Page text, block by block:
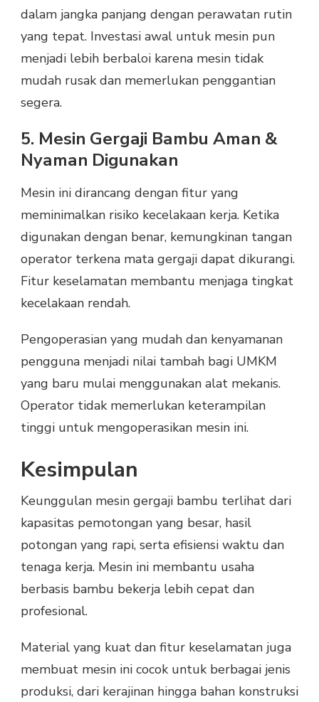
dalam jangka panjang dengan perawatan rutin
yang tepat. Investasi awal untuk mesin pun
menjadi lebih berbaloi karena mesin tidak
mudah rusak dan memerlukan penggantian
segera.
5. Mesin Gergaji Bambu Aman &
Nyaman Digunakan
Mesin ini dirancang dengan fitur yang
meminimalkan risiko kecelakaan kerja. Ketika
digunakan dengan benar, kemungkinan tangan
operator terkena mata gergaji dapat dikurangi.
Fitur keselamatan membantu menjaga tingkat
kecelakaan rendah.
Pengoperasian yang mudah dan kenyamanan
pengguna menjadi nilai tambah bagi UMKM
yang baru mulai menggunakan alat mekanis.
Operator tidak memerlukan keterampilan
tinggi untuk mengoperasikan mesin ini.
Kesimpulan
Keunggulan mesin gergaji bambu terlihat dari
kapasitas pemotongan yang besar, hasil
potongan yang rapi, serta efisiensi waktu dan
tenaga kerja. Mesin ini membantu usaha
berbasis bambu bekerja lebih cepat dan
profesional.
Material yang kuat dan fitur keselamatan juga
membuat mesin ini cocok untuk berbagai jenis
produksi, dari kerajinan hingga bahan konstruksi